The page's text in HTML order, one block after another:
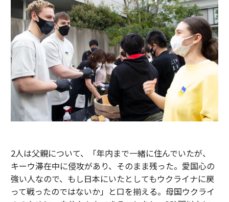
2人は父親について、「年内まで一緒に住んでいたが、
キーウ滞在中に侵攻があり、そのまま残った。愛国心の
強い人なので、もし日本にいたとしてもウクライナに戻
って戦ったのではないか」と口を揃える。母国ウクライ